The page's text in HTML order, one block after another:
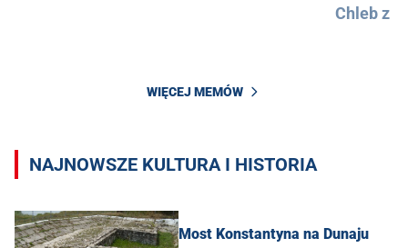
Chleb z
WIĘCEJ MEMÓW
NAJNOWSZE KULTURA I HISTORIA
Most Konstantyna na Dunaju